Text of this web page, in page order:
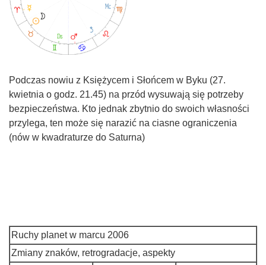
Podczas nowiu z Księżycem i Słońcem w Byku (27.
kwietnia o godz. 21.45) na przód wysuwają się potrzeby
bezpieczeństwa. Kto jednak zbytnio do swoich własności
przylega, ten może się narazić na ciasne ograniczenia
(nów w kwadraturze do Saturna)
Ruchy planet w marcu 2006
Zmiany znaków, retrogradacje, aspekty